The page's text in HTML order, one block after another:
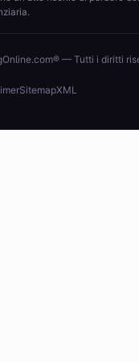
— Tutti i diritti
SitemapXML